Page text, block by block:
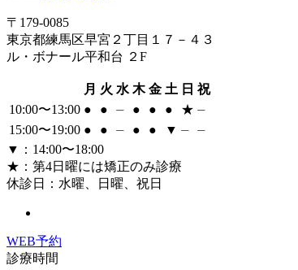
〒179-0085
東京都練馬区早宮２丁目１７－４３
ル・ボナール平和台 ２F
月 火 水 木 金 土 日 祝
10:00〜13:00 ● ● ⏤ ● ● ● ★ ⏤
15:00〜19:00 ● ● ⏤ ● ● ▼ ⏤ ⏤
▼ ：14:00〜18:00
★ ：第4日曜には矯正のみ診療
休診日：水曜、日曜、祝日
WEB予約
診療時間